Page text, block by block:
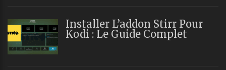
Installer L’addon Stirr Pour
Kodi : Le Guide Complet